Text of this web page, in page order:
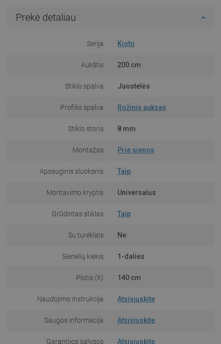
Prekė detaliau
Serija Kioto
Aukštis 200 cm
Stiklo spalva Juostelės
Profilio spalva Rožinis auksas
Stiklo storis 8 mm
Montažas Prie sienos
Apsauginis sluoksnis Taip
Montavimo kryptis Universalus
Grūdintas stiklas Taip
Su turėklais Ne
Sienelių kiekis 1-dalies
Plotis (X) 140 cm
Naudojimo instrukcija Atsisiųskite
Saugos informacija Atsisiųskite
Garantijos sąlygos Atsisiųskite